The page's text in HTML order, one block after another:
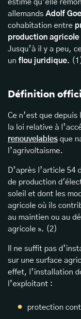
estime qu’elle
allemands Adolf
cohabitation entre
production agricole
Jusqu’à il y a peu,
un flou juridique.
Définition
Ce n’est que
la loi relative à
renouvelables que
l’agrivoltaisme.
D’après l’article 54
de production
soleil et dont les
agricole où ils
au maintien ou au
agricole ». (2)
Il ne suffit pas
sur une surface
effet, l’installation
l’exploitant :
protection